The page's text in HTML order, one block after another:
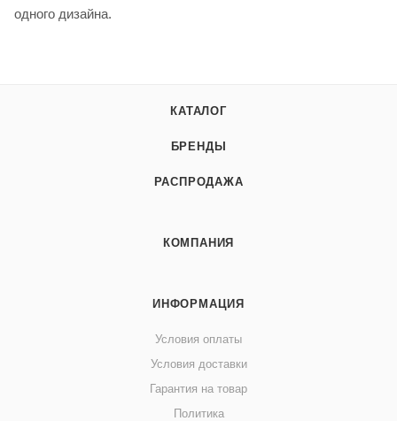
одного дизайна.
КАТАЛОГ
БРЕНДЫ
РАСПРОДАЖА
КОМПАНИЯ
ИНФОРМАЦИЯ
Условия оплаты
Условия доставки
Гарантия на товар
Политика